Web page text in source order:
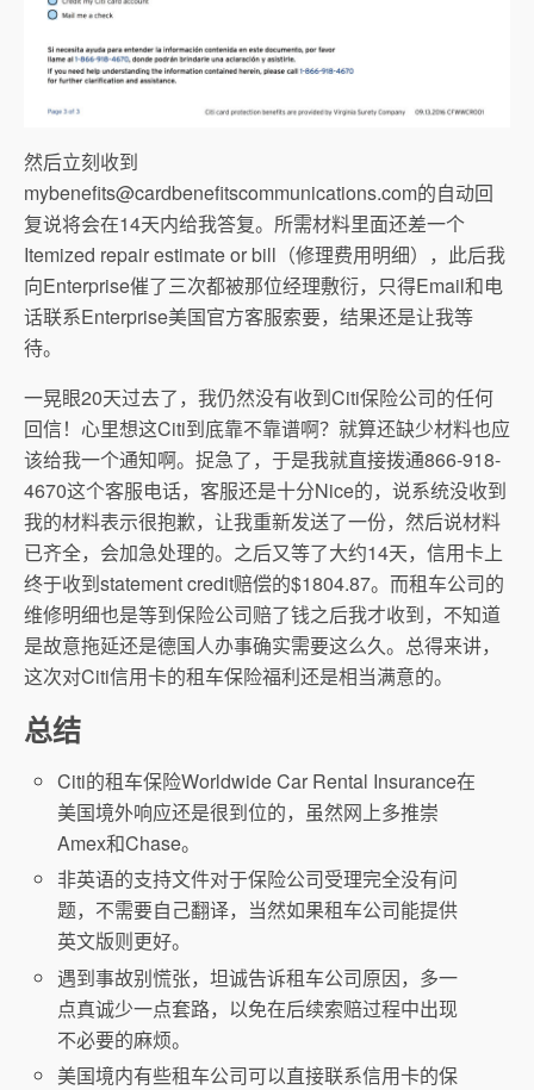
然后立刻收到
mybenefits@cardbenefitscommunications.com的自动回
复说将会在14天内给我答复。所需材料里面还差一个
Itemized repair estimate or bill（修理费用明细），此后我
向Enterprise催了三次都被那位经理敷衍，只得Email和电
话联系Enterprise美国官方客服索要，结果还是让我等
待。
一晃眼20天过去了，我仍然没有收到Citi保险公司的任何
回信！心里想这Citi到底靠不靠谱啊？就算还缺少材料也应
该给我一个通知啊。捉急了，于是我就直接拨通866-918-
4670这个客服电话，客服还是十分Nice的，说系统没收到
我的材料表示很抱歉，让我重新发送了一份，然后说材料
已齐全，会加急处理的。之后又等了大约14天，信用卡上
终于收到statement credit赔偿的$1804.87。而租车公司的
维修明细也是等到保险公司赔了钱之后我才收到，不知道
是故意拖延还是德国人办事确实需要这么久。总得来讲，
这次对Citi信用卡的租车保险福利还是相当满意的。
总结
Citi的租车保险Worldwide Car Rental Insurance在
美国境外响应还是很到位的，虽然网上多推崇
Amex和Chase。
非英语的支持文件对于保险公司受理完全没有问
题，不需要自己翻译，当然如果租车公司能提供
英文版则更好。
遇到事故别慌张，坦诚告诉租车公司原因，多一
点真诚少一点套路，以免在后续索赔过程中出现
不必要的麻烦。
美国境内有些租车公司可以直接联系信用卡的保